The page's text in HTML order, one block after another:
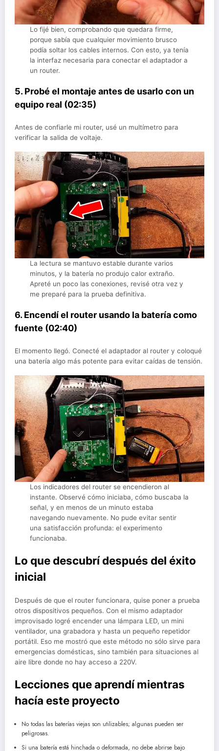
Lo fijé bien, comprobando que quedara firme,
porque sabía que cualquier movimiento brusco
podía soltar los cables internos. Con esto, ya tenía
la interfaz necesaria para conectar el adaptador a
un router.
5. Probé el montaje antes de usarlo con un
equipo real (02:35)
Antes de confiarle mi router, usé un multímetro para
verificar la salida de voltaje.
La lectura se mantuvo estable durante varios
minutos, y la batería no produjo calor extraño.
Apreté un poco las conexiones, revisé otra vez y
me preparé para la prueba definitiva.
6. Encendí el router usando la batería como
fuente (02:40)
El momento llegó. Conecté el adaptador al router y coloqué
una batería algo más potente para evitar caídas de tensión.
Los indicadores del router se encendieron al
instante. Observé cómo iniciaba, cómo buscaba la
señal, y en menos de un minuto estaba
navegando nuevamente. No pude evitar sentir
una satisfacción profunda: el experimento
funcionaba.
Lo que descubrí después del éxito
inicial
Después de que el router funcionara, quise poner a prueba
otros dispositivos pequeños. Con el mismo adaptador
improvisado logré encender una lámpara LED, un mini
ventilador, una grabadora y hasta un pequeño repetidor
portátil. Eso me mostró que este método no sólo sirve para
emergencias domésticas, sino también para situaciones al
aire libre donde no hay acceso a 220V.
Lecciones que aprendí mientras
hacía este proyecto
No todas las baterías viejas son utilizables; algunas pueden ser
peligrosas.
Si una batería está hinchada o deformada, no debe abrirse bajo